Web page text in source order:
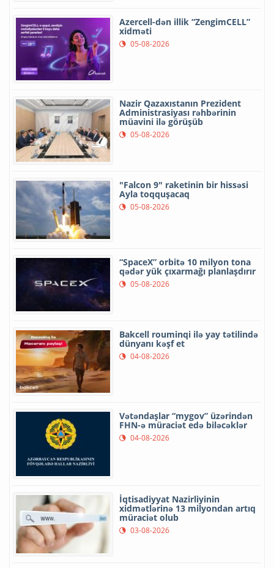
Azercell-dən illik “ZengimCELL”
xidməti
05-08-2026
Nazir Qazaxıstanın Prezident
Administrasiyası rəhbərinin
müavini ilə görüşüb
05-08-2026
"Falcon 9" raketinin bir hissəsi
Ayla toqquşacaq
05-08-2026
“SpaceX” orbitə 10 milyon tona
qədər yük çıxarmağı planlaşdırır
05-08-2026
Bakcell rouminqi ilə yay tətilində
dünyanı kəşf et
04-08-2026
Vətəndaşlar “mygov” üzərindən
FHN-ə müraciət edə biləcəklər
04-08-2026
İqtisadiyyat Nazirliyinin
xidmətlərinə 13 milyondan artıq
müraciət olub
03-08-2026